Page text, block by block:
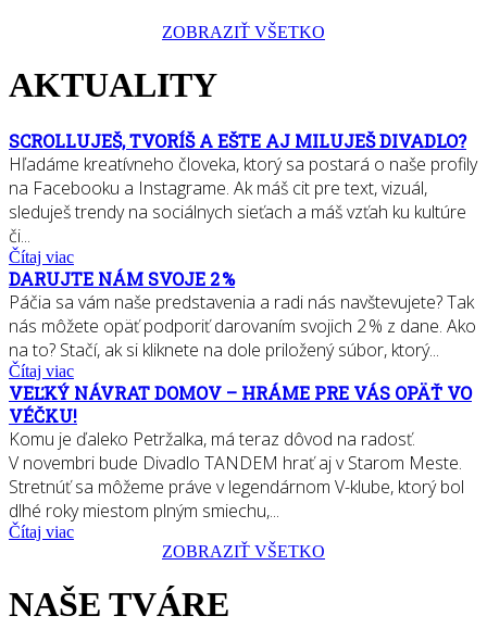
ZOBRAZIŤ VŠETKO
AKTUALITY
SCROLLUJEŠ, TVORÍŠ A EŠTE AJ MILUJEŠ DIVADLO?
Hľadáme kreatívneho človeka, ktorý sa postará o naše profily
na Facebooku a Instagrame. Ak máš cit pre text, vizuál,
sleduješ trendy na sociálnych sieťach a máš vzťah ku kultúre
či...
Čítaj viac
DARUJTE NÁM SVOJE 2 %
Páčia sa vám naše predstavenia a radi nás navštevujete? Tak
nás môžete opäť podporiť darovaním svojich 2 % z dane. Ako
na to? Stačí, ak si kliknete na dole priložený súbor, ktorý...
Čítaj viac
VEĽKÝ NÁVRAT DOMOV – HRÁME PRE VÁS OPÄŤ VO
VÉČKU!
Komu je ďaleko Petržalka, má teraz dôvod na radosť.
V novembri bude Divadlo TANDEM hrať aj v Starom Meste.
Stretnúť sa môžeme práve v legendárnom V-klube, ktorý bol
dlhé roky miestom plným smiechu,...
Čítaj viac
ZOBRAZIŤ VŠETKO
NAŠE TVÁRE